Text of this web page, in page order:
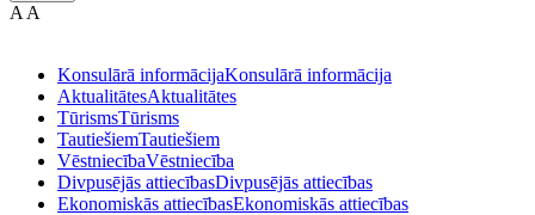
A A
Konsulārā informācijaKonsulārā informācija
AktualitātesAktualitātes
TūrismsTūrisms
TautiešiemTautiešiem
VēstniecībaVēstniecība
Divpusējās attiecībasDivpusējās attiecības
Ekonomiskās attiecībasEkonomiskās attiecības